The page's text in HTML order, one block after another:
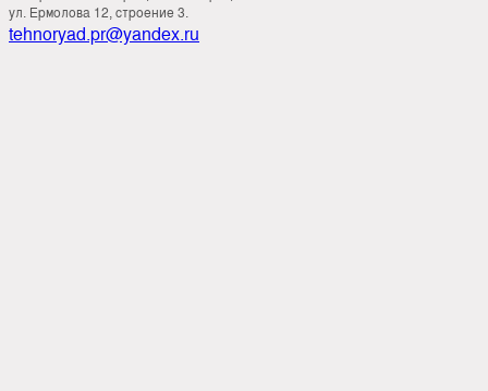
ул. Ермолова 12, строение 3.
tehnoryad.pr@yandex.ru